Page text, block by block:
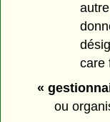
care
«
ou